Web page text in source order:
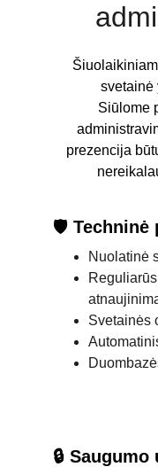
svetainė
Siūlome
prezencija
🛡️ Techninė
Nuolatinė
Svetainės
🔒